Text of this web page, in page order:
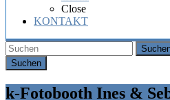
Close
KONTAKT
k-Fotobooth Ines &